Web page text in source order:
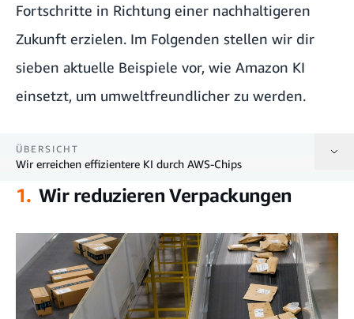
Fortschritte in Richtung einer nachhaltigeren
Zukunft erzielen. Im Folgenden stellen wir dir
sieben aktuelle Beispiele vor, wie Amazon KI
einsetzt, um umweltfreundlicher zu werden.
ÜBERSICHT
Wir erreichen effizientere KI durch AWS-Chips
Wir reduzieren Verpackungen
Wir erkennen beschädigte Artikel, um Abfall zu vermeiden
Wir reduzieren Lebensmittelverschwendung
Wir verringern Retouren durch passende Größenempfehlungen
1. Wir reduzieren Verpackungen